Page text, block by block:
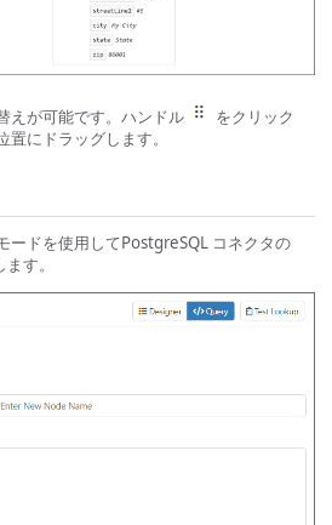
えが可能です。ハンドル
をクリック
にドラッグします。
ードを使用してPostgreSQL コネクタの
す。